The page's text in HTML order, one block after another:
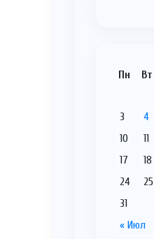
Пн Вт
« Июл
3
4
10
11
17
18
24
25
31